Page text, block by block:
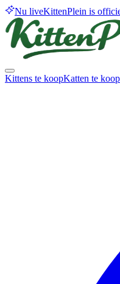
Nu liveKittenPlein is
Kittens te koopKatten te koop